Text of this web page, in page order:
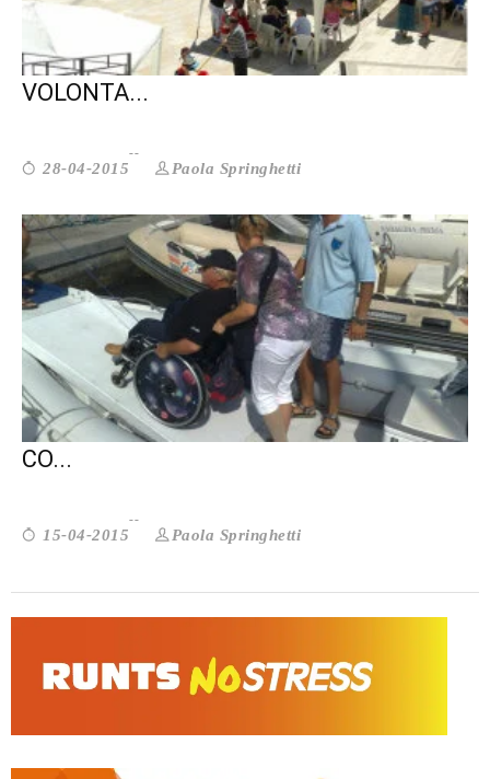
RIFORMA DEL TERZO SETTORE: AL
VOLONTA...
28-04-2015 Paola Springhetti
VOLONTARIATO: E SE LA GRATUITÀ NON
CO...
15-04-2015 Paola Springhetti